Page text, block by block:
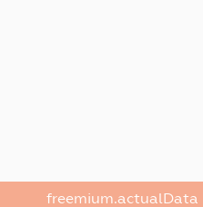
freemium.actualData